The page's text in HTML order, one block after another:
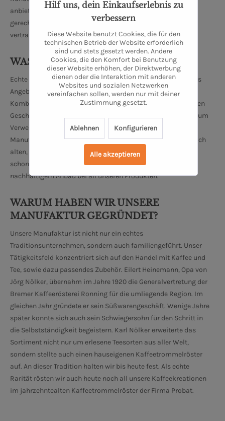
anbieten. Um unseren hohen Qualitätsstandards dauerhaft
gerecht zu werden arbeiten wir eng und ausschließlich mit
vertrauenswürdigen Zulieferern zusammen.
WAS BIETEN WIR AN?
Echte Raritäten und regionale Köstlichkeiten bestimmen das
Angebot unserer Oldenburger Manufaktur. Einzigartige
Kombinationen, geprägt von Qualität und einem einzigartigen
Geschmackserlebnis, laden zum Entdecken, Genießen und zum
Verweilen in unserer liebevoll eingerichteten Oldenburger
Manufaktur ein. Viele unserer hauseigenen Produkte sind nach
alten, traditionellen Rezepten gefertigt. Aromatisch und
schonend geröstet, garantieren wir höchste Qualität aus
nachhaltigem Anbau bei all unseren Produkten.
WARUM HABEN WIR UNSERE
MANUFAKTUR GEGRÜNDET?
Unsere Manufaktur ist nicht nur ein echtes
Traditionsunternehmen, sondern auch familiengeführt. Unser
Tätigkeitsfeld konzentriert sich auf den Handel mit Kaffee und
Tee, sowie dazu passendes Zubehör. Eilert Heinemann, Opa von
Jörg Nölker, übernahm im Jahre 1920 die Generalvertretung der
Bremer Kaffeerösterei Ronning für die umliegende Region. Im
gleichen Jahr gründete er sein Süßwarengeschäft. Wenige Jahre
später konnte sich auch sein Schwiegersohn für den Schritt in
die Selbstständigkeit begeistern. Karl Nölker erweiterte das
Sortiment nicht nur um erlesene Teesorten aus aller Welt,
sondern stellte auch einen hauseigenen Kaffeetrommelröster
auf. An dieser Tradition halten wir bis heute fest. Als echte
Rarität rösten wir auch heute noch all unsere Kaffeekreationen
im jahrzehntealten Kaffeetrommelröster der Firma Probat.
Hilf uns, dein Einkaufserlebnis zu
verbessern
Diese Website benutzt Cookies, die für den
technischen Betrieb der Website erforderlich
sind und stets gesetzt werden. Andere
Cookies, die den Komfort bei Benutzung
dieser Website erhöhen, der Direktwerbung
dienen oder die Interaktion mit anderen
Websites und sozialen Netzwerken
vereinfachen sollen, werden nur mit deiner
Zustimmung gesetzt.
Ablehnen Konfigurieren
Alle akzeptieren